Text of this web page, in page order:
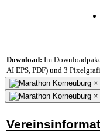
Download: Im
AI EPS, PDF) und 3
×
×